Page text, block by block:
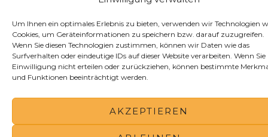
Um Ihnen ein optimales Erlebnis zu bieten, verwenden wir Technologien
Cookies, um Geräteinformationen zu speichern bzw. darauf zuzugreifen.
Wenn Sie diesen Technologien zustimmen, können wir Daten wie das
Surfverhalten oder eindeutige IDs auf dieser Website verarbeiten. Wenn Sie
Einwilligung nicht erteilen oder zurückziehen, können bestimmte
und Funktionen beeinträchtigt werden.
AKZEPTIEREN